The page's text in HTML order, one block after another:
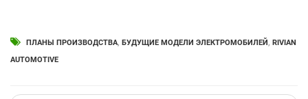
ПЛАНЫ ПРОИЗВОДСТВА, БУДУЩИЕ МОДЕЛИ ЭЛЕКТРОМОБИЛЕЙ, RIVIAN
AUTOMOTIVE